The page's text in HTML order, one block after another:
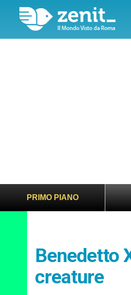
PRIMO PIANO
e giusto LEV:
Benedetto
creature